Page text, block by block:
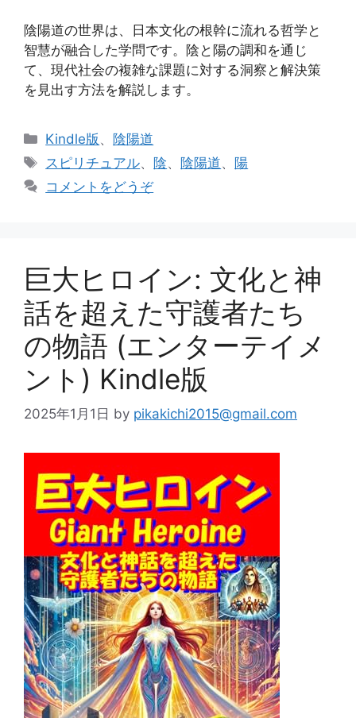
陰陽道の世界は、日本文化の根幹に流れる哲学と
智慧が融合した学問です。陰と陽の調和を通じ
て、現代社会の複雑な課題に対する洞察と解決策
を見出す方法を解説します。
カ
テ
リ
Kindle版 、陰陽道
タ
スピリチュアル、陰、陰陽道、 陽
コメントをどうぞ
巨大ヒロイン: 文化と神
話を超えた守護者たち
の物語 (エンターテイメ
ント) Kindle版
2025年1月1日 by pikakichi2015@gmail.com